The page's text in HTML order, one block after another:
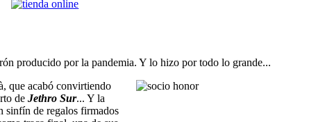
producido por la pandemia. Y lo hizo por todo lo grande...
que acabó convirtiendo
de Jethro Sur... Y la
sinfín de regalos firmados